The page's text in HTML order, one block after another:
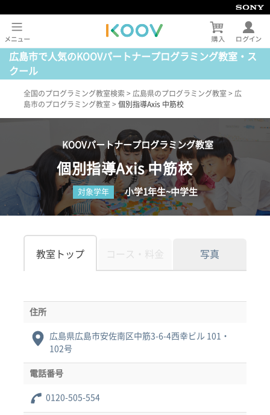
広島市で人気のKOOVパートナープログラミング教室・ス
クール
全国のプログラミング教室検索 > 広島県のプログラミング教室 > 広
島市のプログラミング教室 > 個別指導Axis 中筋校
KOOVパートナープログラミング教室
個別指導Axis 中筋校
対象学年 小学1年生~中学生
教室トップ コース・料金 写真
住所
広島県広島市安佐南区中筋3-6-4西幸ビル 101・
102号
電話番号
0120-505-554